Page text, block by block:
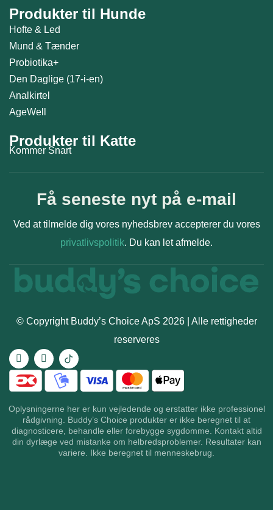
Produkter til Hunde
Hofte & Led
Mund & Tænder
Probiotika+
Den Daglige (17-i-en)
Analkirtel
AgeWell
Produkter til Katte
Kommer Snart
Få seneste nyt på e-mail
Ved at tilmelde dig vores nyhedsbrev accepterer du vores
privatlivspolitik. Du kan let afmelde.
© Copyright Buddy’s Choice ApS 2026 | Alle rettigheder
reserveres
Oplysningerne her er kun vejledende og erstatter ikke professionel
rådgivning. Buddy’s Choice produkter er ikke beregnet til at
diagnosticere, behandle eller forebygge sygdomme. Kontakt altid
din dyrlæge ved mistanke om helbredsproblemer. Resultater kan
variere. Ikke beregnet til menneskebrug.